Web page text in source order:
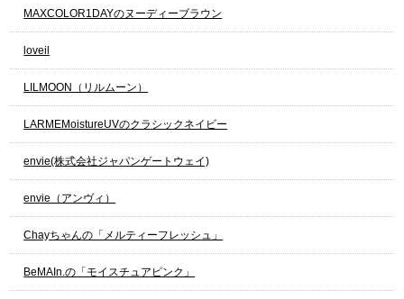
MAXCOLOR1DAYのヌーディーブラウン
loveil
LILMOON（リルムーン）
LARMEMoistureUVのクラシックネイビー
envie(株式会社ジャパンゲートウェイ)
envie（アンヴィ）
Chayちゃんの「メルティーフレッシュ」
BeMAIn.の「モイスチュアピンク」